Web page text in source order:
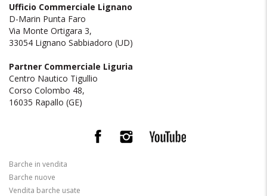
Ufficio Commerciale Lignano
D-Marin Punta Faro
Via Monte Ortigara 3,
33054 Lignano Sabbiadoro (UD)
Partner Commerciale Liguria
Centro Nautico Tigullio
Corso Colombo 48,
16035 Rapallo (GE)
Barche in vendita
Barche nuove
Vendita barche usate